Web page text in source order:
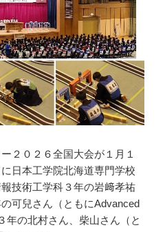
２０２６全国大会が１月１
日本工学院北海道専門学校
技術工学科３年の岩﨑孝祐
可兒さん（ともにAdvanced
年の北村さん、柴山さん（と